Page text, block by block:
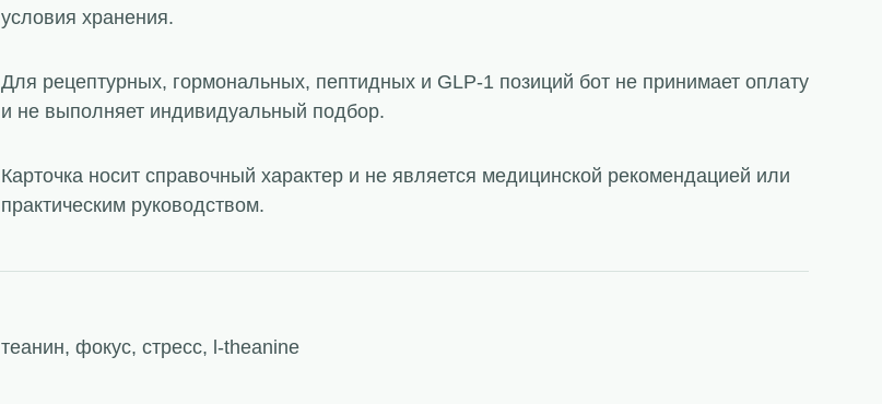
условия хранения.
Для рецептурных, гормональных, пептидных и GLP-1 позиций бот не принимает оплату
и не выполняет индивидуальный подбор.
Карточка носит справочный характер и не является медицинской рекомендацией или
практическим руководством.
теанин, фокус, стресс, l-theanine